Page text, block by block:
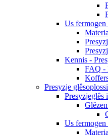
Us fermogen
Kennis -
FAQ -
Presyzje
Presyzjeglês
Us fermogen